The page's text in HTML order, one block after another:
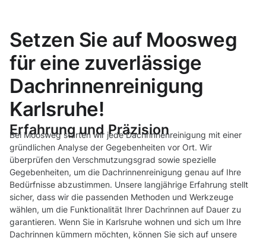
Setzen Sie auf Moosweg
für eine zuverlässige
Dachrinnenreinigung
Karlsruhe!
Erfahrung und Präzision
Bei Moosweg starten wir jede Dachrinnenreinigung mit einer
gründlichen Analyse der Gegebenheiten vor Ort. Wir
überprüfen den Verschmutzungsgrad sowie spezielle
Gegebenheiten, um die Dachrinnenreinigung genau auf Ihre
Bedürfnisse abzustimmen. Unsere langjährige Erfahrung stellt
sicher, dass wir die passenden Methoden und Werkzeuge
wählen, um die Funktionalität Ihrer Dachrinnen auf Dauer zu
garantieren. Wenn Sie in Karlsruhe wohnen und sich um Ihre
Dachrinnen kümmern möchten, können Sie sich auf unsere